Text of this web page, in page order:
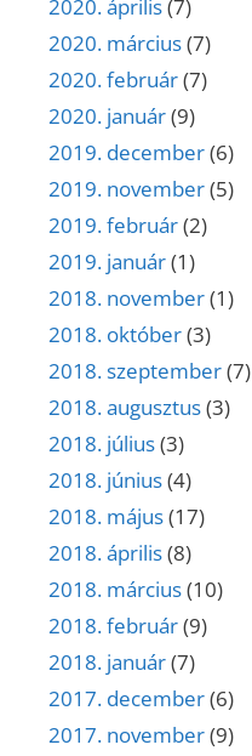
2020. április(7)
2020. március(7)
2020. február(7)
2020. január(9)
2019. december(6)
2019. november(5)
2019. február(2)
2019. január(1)
2018. november(1)
2018. október(3)
2018. szeptember(7)
2018. augusztus(3)
2018. július(3)
2018. június(4)
2018. május(17)
2018. április(8)
2018. március(10)
2018. február(9)
2018. január(7)
2017. december(6)
2017. november(9)